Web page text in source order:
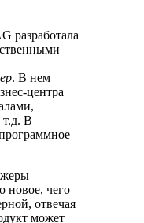
разработала
. В нем
центра
т.д. В
новое, чего
отвечая
может